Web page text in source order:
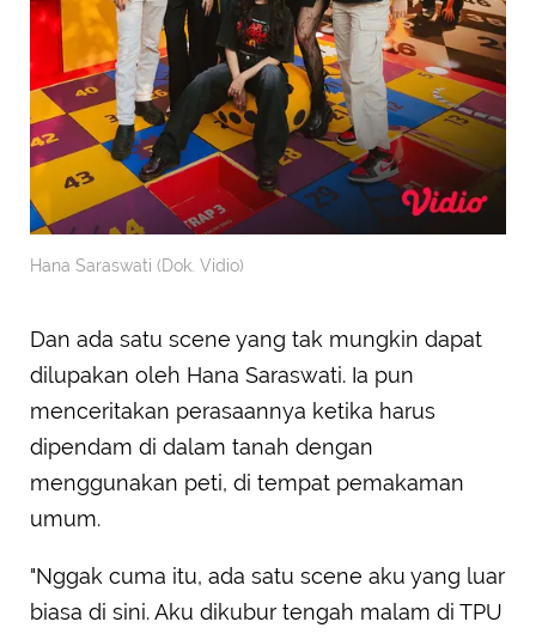
Hana Saraswati (Dok. Vidio)
Dan ada satu scene yang tak mungkin dapat
dilupakan oleh Hana Saraswati. Ia pun
menceritakan perasaannya ketika harus
dipendam di dalam tanah dengan
menggunakan peti, di tempat pemakaman
umum.
"Nggak cuma itu, ada satu scene aku yang luar
biasa di sini. Aku dikubur tengah malam di TPU